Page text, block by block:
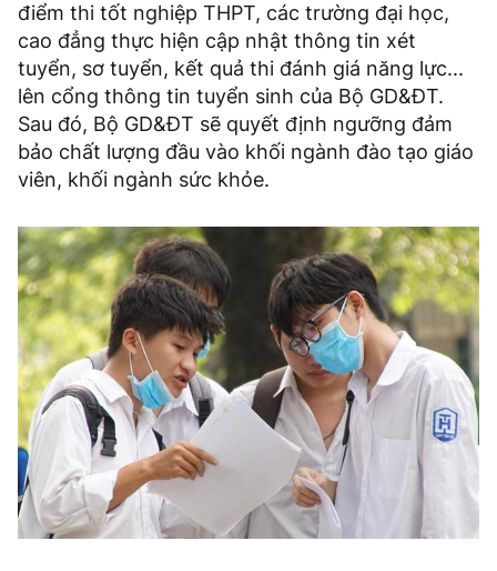
điểm thi tốt nghiệp THPT, các trường đại học,
cao đẳng thực hiện cập nhật thông tin xét
tuyển, sơ tuyển, kết quả thi đánh giá năng lực...
lên cổng thông tin tuyển sinh của Bộ GD&ĐT.
Sau đó, Bộ GD&ĐT sẽ quyết định ngưỡng đảm
bảo chất lượng đầu vào khối ngành đào tạo giáo
viên, khối ngành sức khỏe.